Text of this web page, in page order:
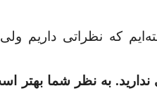
که نظراتی داریم
به نظر شما بهتر